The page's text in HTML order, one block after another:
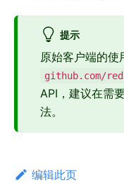
提示
原始客户端的使
github.com/
API，建议在需
法。
编辑此页